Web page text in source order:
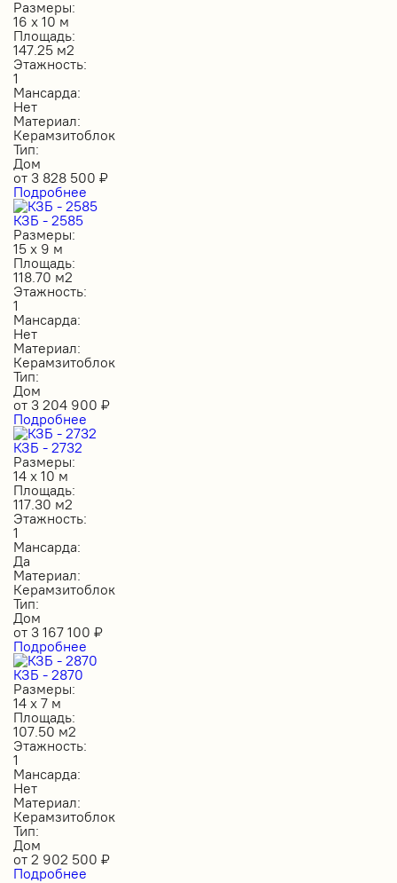
Размеры:
16 х 10 м
Площадь:
147.25 м2
Этажность:
1
Мансарда:
Нет
Материал:
Керамзитоблок
Тип:
Дом
от 3 828 500 ₽
Подробнее
КЗБ - 2585
Размеры:
15 х 9 м
Площадь:
118.70 м2
Этажность:
1
Мансарда:
Нет
Материал:
Керамзитоблок
Тип:
Дом
от 3 204 900 ₽
Подробнее
КЗБ - 2732
Размеры:
14 х 10 м
Площадь:
117.30 м2
Этажность:
1
Мансарда:
Да
Материал:
Керамзитоблок
Тип:
Дом
от 3 167 100 ₽
Подробнее
КЗБ - 2870
Размеры:
14 х 7 м
Площадь:
107.50 м2
Этажность:
1
Мансарда:
Нет
Материал:
Керамзитоблок
Тип:
Дом
от 2 902 500 ₽
Подробнее